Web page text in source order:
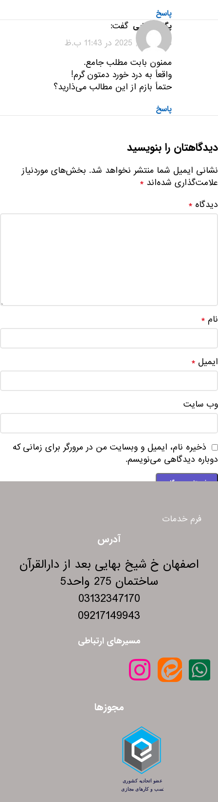
پاسخ
پگاه میرزایی گفت:
دسامبر 20, 2025 در 11:43 ب.ظ
ممنون بابت مطلب جامع.
واقعاً به درد خورد دمتون گرم!
حتماً بازم از این مطالب می‌ذارید؟
پاسخ
دیدگاهتان را بنویسید
نشانی ایمیل شما منتشر نخواهد شد. بخش‌های موردنیاز
علامت‌گذاری شده‌اند *
دیدگاه *
نام *
ایمیل *
وب‌ سایت
ذخیره نام، ایمیل و وبسایت من در مرورگر برای زمانی که
دوباره دیدگاهی می‌نویسم.
فرم خدمات
آدرس
اصفهان خ شیخ بهایی بعد از دارالقرآن
ساختمان 275 واحد5
03132347170
09217149943
مسیرهای ارتباطی
مجوزها